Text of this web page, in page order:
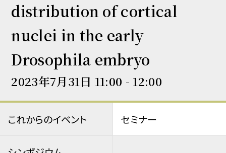
distribution of cortical
nuclei in the early
Drosophila embryo
2023年7月31日 11:00 - 12:00
これからのイベント セミナー